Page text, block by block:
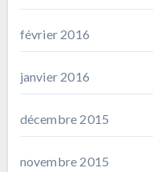
février 2016
janvier 2016
décembre 2015
novembre 2015